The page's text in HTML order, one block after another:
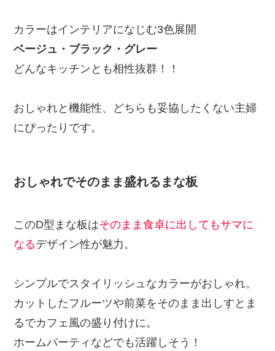
カラーはインテリアになじむ3色展開
ベージュ・ブラック・グレー
どんなキッチンとも相性抜群！！
おしゃれと機能性、どちらも妥協したくない主婦
にぴったりです。
おしゃれでそのまま盛れるまな板
このD型まな板はそのまま食卓に出してもサマに
なるデザイン性が魅力。
シンプルでスタイリッシュなカラーがおしゃれ。
カットしたフルーツや前菜をそのまま出しすとま
るでカフェ風の盛り付けに。
ホームパーティなどでも活躍しそう！